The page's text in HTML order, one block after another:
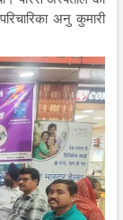
अनु कुमारी